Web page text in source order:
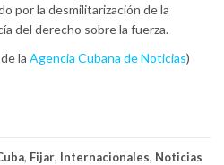
por la desmilitarización de la
del derecho sobre la fuerza.
la Agencia Cubana de Noticias)
, Fijar, Internacionales, Noticias